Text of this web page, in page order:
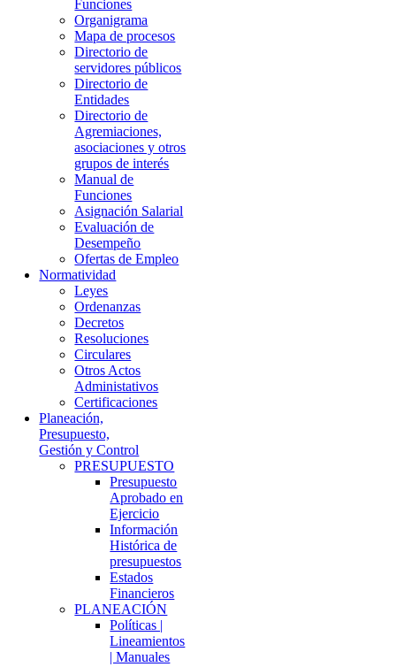
Funciones
Organigrama
Mapa de procesos
Directorio de
servidores públicos
Directorio de
Entidades
Directorio de
Agremiaciones,
asociaciones y otros
grupos de interés
Manual de
Funciones
Asignación Salarial
Evaluación de
Desempeño
Ofertas de Empleo
Normatividad
Leyes
Ordenanzas
Decretos
Resoluciones
Circulares
Otros Actos
Administativos
Certificaciones
Planeación,
Presupuesto,
Gestión y Control
PRESUPUESTO
Presupuesto
Aprobado en
Ejercicio
Información
Histórica de
presupuestos
Estados
Financieros
PLANEACIÓN
Políticas |
Lineamientos
| Manuales